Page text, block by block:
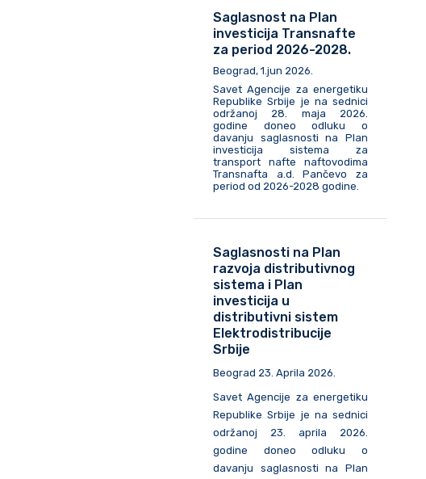
Saglasnost na Plan
investicija Transnafte
za period 2026-2028.
Beograd, 1.jun 2026.
Savet Agencije za energetiku
Republike Srbije je na sednici
održanoj 28. maja 2026.
godine doneo odluku o
davanju saglasnosti na Plan
investicija sistema za
transport nafte naftovodima
Transnafta a.d. Pančevo za
period od 2026-2028 godine.
Saglasnosti na Plan
razvoja distributivnog
sistema i Plan
investicija u
distributivni sistem
Elektrodistribucije
Srbije
Beograd 23. Aprila 2026.
Savet Agencije za energetiku
Republike Srbije je na sednici
održanoj 23. aprila 2026.
godine doneo odluku o
davanju saglasnosti na Plan